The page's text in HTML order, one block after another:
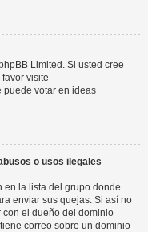
Limited. Si usted cree
visite
puede votar en ideas
o usos ilegales
en la lista del grupo donde
enviar sus quejas. Si así no
con el dueño del dominio
correo sobre un dominio